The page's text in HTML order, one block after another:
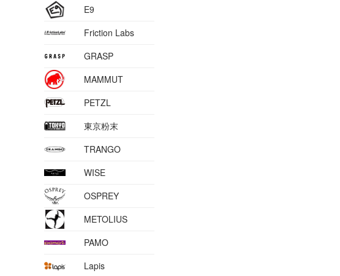
E9
Friction Labs
GRASP
MAMMUT
PETZL
東京粉末
TRANGO
WISE
OSPREY
METOLIUS
PAMO
Lapis